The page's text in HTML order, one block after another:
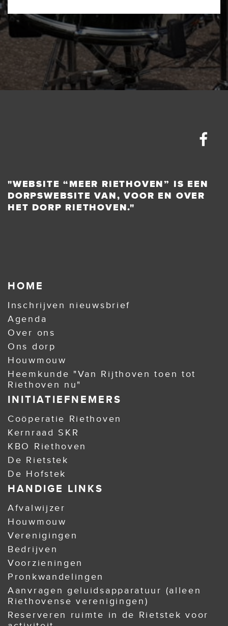
"WEBSITE “MEER RIETHOVEN” IS EEN
DORPSWEBSITE VAN, VOOR EN OVER
HET DORP RIETHOVEN."
HOME
Inschrijven nieuwsbrief
Agenda
Over ons
Ons dorp
Houwmouw
Heemkunde "Van Rijthoven toen tot
Riethoven nu"
INITIATIEFNEMERS
Coöperatie Riethoven
Kernraad SKR
KBO Riethoven
De Rietstek
De Hofstek
HANDIGE LINKS
Afvalwijzer
Houwmouw
Verenigingen
Bedrijven
Voorzieningen
Pronkwandelingen
Aanvragen geluidsapparatuur (alleen
Riethovense verenigingen)
Reserveren ruimte in de Rietstek voor